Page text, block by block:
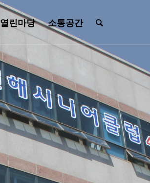
열린마당 소통공간